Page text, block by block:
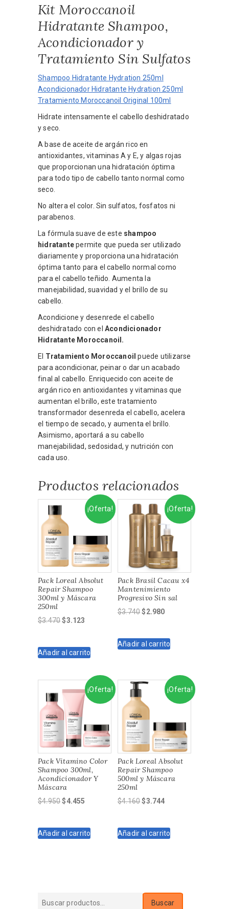
Kit Moroccanoil
Hidratante Shampoo,
Acondicionador y
Tratamiento Sin Sulfatos
Shampoo Hidratante Hydration 250ml
Acondicionador Hidratante Hydration 250ml
Tratamiento Moroccanoil Original 100ml
Hidrate intensamente el cabello deshidratado
y seco.
A base de aceite de argán rico en
antioxidantes, vitaminas A y E, y algas rojas
que proporcionan una hidratación óptima
para todo tipo de cabello tanto normal como
seco.
No altera el color. Sin sulfatos, fosfatos ni
parabenos.
La fórmula suave de este shampoo
hidratantepermite que pueda ser utilizado
diariamente y proporciona una hidratación
óptima tanto para el cabello normal como
para el cabello teñido. Aumenta la
manejabilidad, suavidad y el brillo de su
cabello.
Acondicione y desenrede el cabello
deshidratado con el Acondicionador
Hidratante Moroccanoil.
El Tratamiento Moroccanoil puede utilizarse
para acondicionar, peinar o dar un acabado
final al cabello. Enriquecido con aceite de
argán rico en antioxidantes y vitaminas que
aumentan el brillo, este tratamiento
transformador desenreda el cabello, acelera
el tiempo de secado, y aumenta el brillo.
Asimismo, aportará a su cabello
manejabilidad, sedosidad, y nutrición con
cada uso.
Productos relacionados
¡Oferta!
Pack Loreal Absolut
Repair Shampoo
300ml y Máscara
250ml
$3.470El
era:
$3.123
es:
Añadir al carrito
¡Oferta!
Pack Brasil Cacau x4
Mantenimiento
Progresivo Sin sal
$3.740El
era:
$2.980El
es:
Añadir al carrito
¡Oferta!
Pack Vitamino Color
Shampoo 300ml,
Acondicionador Y
Máscara
$4.950El
era:
$4.455
es:
Añadir al carrito
¡Oferta!
Pack Loreal Absolut
Repair Shampoo
500ml y Máscara
250ml
$4.160El
era:
$3.744El
es:
Añadir al carrito
Buscar
Buscar